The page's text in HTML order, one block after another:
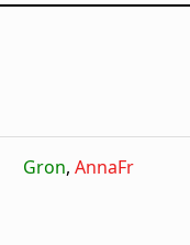
Gron, AnnaFr